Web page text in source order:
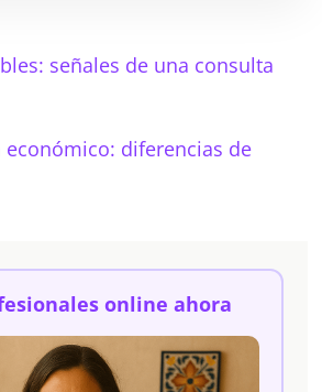
señales de una consulta
económico: diferencias de
online ahora